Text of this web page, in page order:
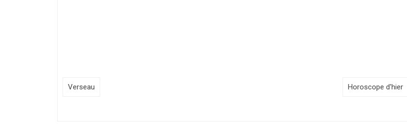
Verseau Horoscope d'hier